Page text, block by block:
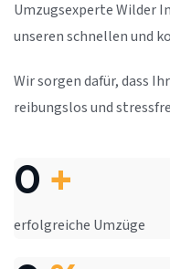
Umzugsexperte Wilder
unseren schnellen und
Wir sorgen dafür, dass
reibungslos und
0 +
erfolgreiche Umzüge